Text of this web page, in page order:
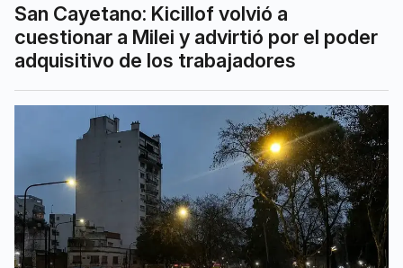
San Cayetano: Kicillof volvió a
cuestionar a Milei y advirtió por el poder
adquisitivo de los trabajadores